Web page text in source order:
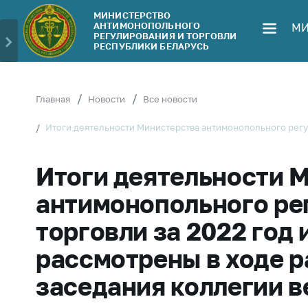
Министерство
Руководство
Министерства
Территориальные
Антикоррупционная
деятельность
Общественно-
консультативный
совет
Соискателям
цен
цен
МИНИСТЕРСТВО
АНТИМОНОПОЛЬНОГО
РЕГУЛИРОВАНИЯ И ТОРГОВЛИ
РЕСПУБЛИКИ БЕЛАРУСЬ
Главная Новости Все новости
Итоги деятельности Министерства антимонопольного
Итоги деятельности
антимонопольного
торговли за 2022 год
рассмотрены в ходе
заседания коллегии